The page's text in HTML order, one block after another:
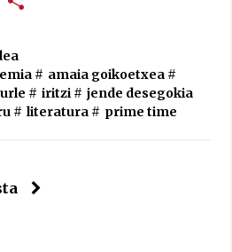
sareko IX. topaketak!
6 Iurretan Arrosa sarearen
irratian Arrosaren 20 urteez
# amaia goikoetxea#
# iritzi# jende desegokia
# literatura# prime time